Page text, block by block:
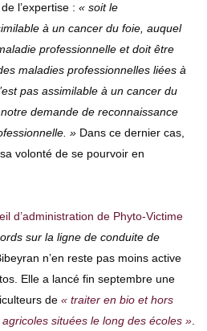
l’expertise : « soit le
à un cancer du foie, auquel
professionnelle et doit être
maladies professionnelles liées à
pas assimilable à un cancer du
demande de reconnaissance
» Dans ce dernier cas,
volonté de se pourvoir en
d’administration de Phyto-Victime
sur la ligne de conduite de
n’en reste pas moins active
Elle a lancé fin septembre une
de « traiter en bio et hors
situées le long des écoles »